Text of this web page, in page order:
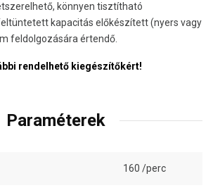
könnyen tisztítható
kapacitás előkészített (nyers vagy
feldolgozására értendő.
rendelhető kiegészítőkért!
Paraméterek
160 /perc